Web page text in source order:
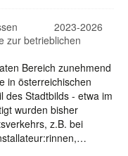
2023-2026
zur betrieblichen
Bereich zunehmend
in österreichischen
des Stadtbilds - etwa im
wurden bisher
z.B. bei